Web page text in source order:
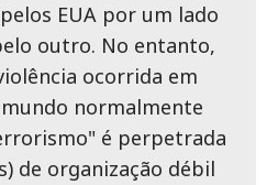
EUA por um lado
outro. No entanto,
ocorrida em
normalmente
é perpetrada
de organização débil